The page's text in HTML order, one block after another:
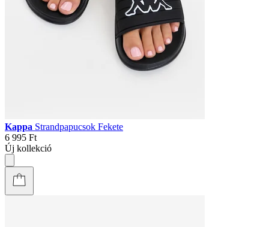
Kappa Strandpapucsok Fekete
6 995 Ft
Új kollekció